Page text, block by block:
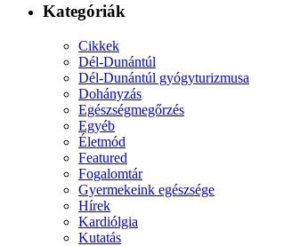
Kategóriák
Cikkek
Dél-Dunántúl
Dél-Dunántúl gyógyturizmusa
Dohányzás
Egészségmegőrzés
Egyéb
Életmód
Featured
Fogalomtár
Gyermekeink egészsége
Hírek
Kardiólgia
Kutatás